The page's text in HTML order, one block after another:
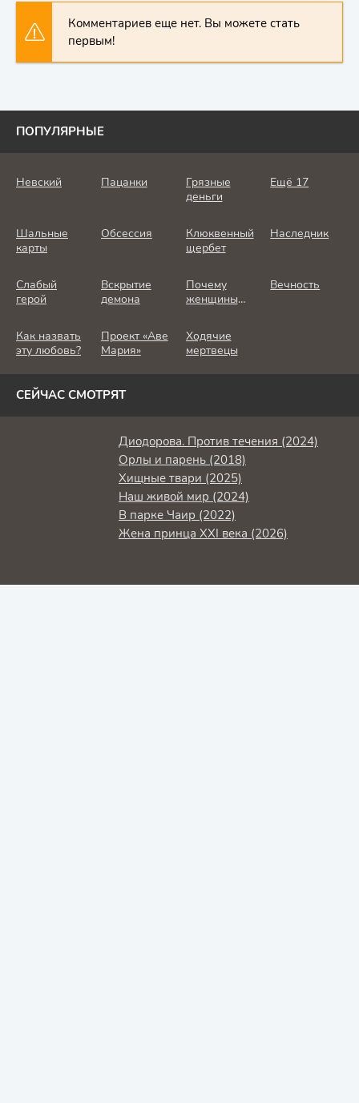
Комментариев еще нет. Вы можете стать
первым!
ПОПУЛЯРНЫЕ
Невский Пацанки
Грязные
деньги
Ещё 17
Шальные
карты
Обсессия
Клюквенный
щербет
Наследник
Слабый
герой
Вскрытие
демона
Почему
женщины
Вечность
Как назвать
эту любовь?
Проект «Аве
Мария»
Ходячие
мертвецы
СЕЙЧАС СМОТРЯТ
Диодорова. Против течения (2024)
Орлы и парень (2018)
Хищные твари (2025)
Наш живой мир (2024)
В парке Чаир (2022)
Жена принца XXI века (2026)